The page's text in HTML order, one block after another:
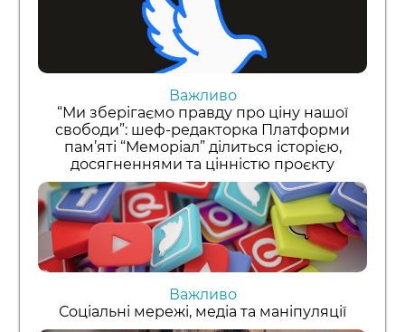
Важливо
“Ми зберігаємо правду про ціну нашої
свободи”: шеф-редакторка Платформи
пам’яті “Меморіал” ділиться історією,
досягненнями та цінністю проєкту
Важливо
Соціальні мережі, медіа та маніпуляції